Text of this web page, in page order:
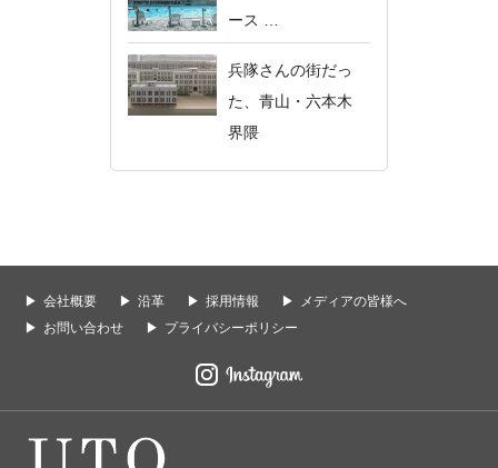
ース …
兵隊さんの街だっ
た、青山・六本木
界隈
会社概要 沿革 採用情報
メディアの皆様へ
お問い合わせ
プライバシーポリシー